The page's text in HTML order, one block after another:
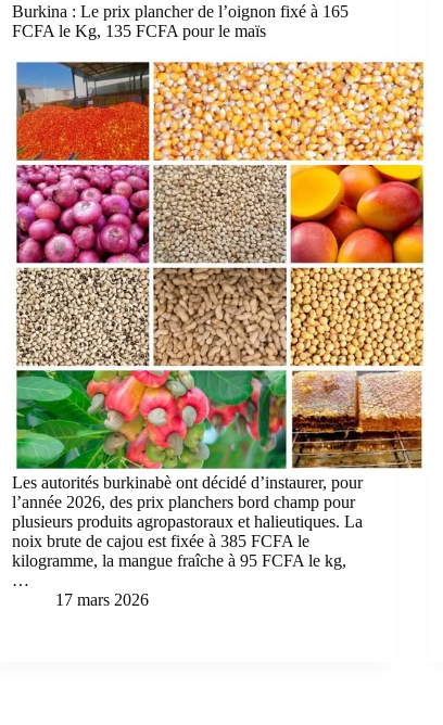
Burkina : Le prix plancher de l’oignon fixé à 165
FCFA le Kg, 135 FCFA pour le maïs
Les autorités burkinabè ont décidé d’instaurer, pour
l’année 2026, des prix planchers bord champ pour
plusieurs produits agropastoraux et halieutiques. La
noix brute de cajou est fixée à 385 FCFA le
kilogramme, la mangue fraîche à 95 FCFA le kg,
…
17 mars 2026